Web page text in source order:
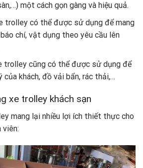
một cách gọn gàng và hiệu quả.
trolley có thể được sử dụng để mang
chí, vật dụng theo yêu cầu lên
trolley cũng có thể được sử dụng để
của khách, đồ vải bẩn, rác thải,…
xe trolley khách sạn
mang lại nhiều lợi ích thiết thực cho
viên: